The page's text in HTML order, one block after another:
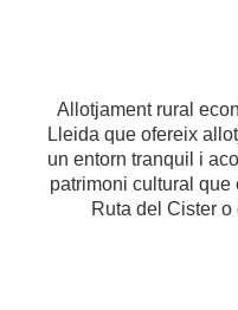
Allotjament rural
Lleida que ofereix
un entorn tranquil i
patrimoni cultural que
Ruta del Cister